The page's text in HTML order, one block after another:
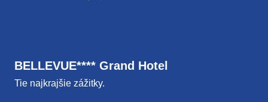
BELLEVUE**** Grand Hotel
Tie najkrajšie zážitky.